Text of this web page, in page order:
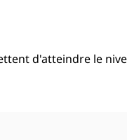
d'atteindre le